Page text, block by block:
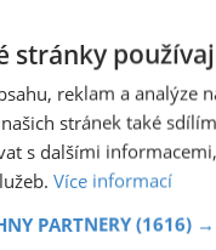
tento článek,
obdržíte
na
" odešlete na
stránky
reklam a analýze
stránek také
s dalšími
Více informací
PARTNERY (1616) →